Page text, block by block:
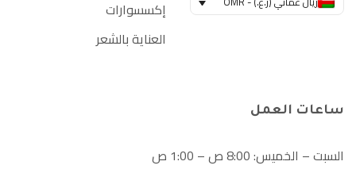
إكسسوارات
العناية بالشعر
ساعات العمل
السبت – الخميس: 8:00 ص – 1:00 ص